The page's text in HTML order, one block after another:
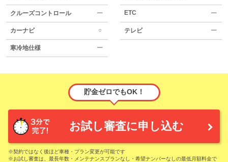
クルーズコントロール ー ETC ー
カーナビ ○ テレビ ー
寒冷地仕様 ー
貯金ゼロでもOK！
お試し審査に申し込む
※契約ではなく後ほど車種・プラン変更が可能です
※お試し審査は、最長年数・メンテナンスプランなし・希望ナンバーなしの最低月額料金で